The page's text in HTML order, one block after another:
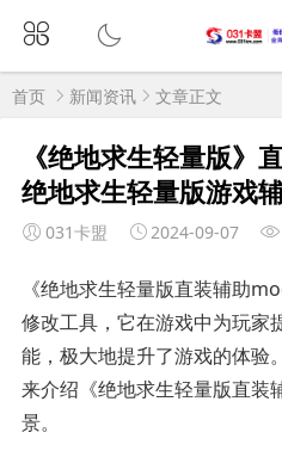
首页 新闻资讯 文章正文
《绝地求生轻量版》
绝地求生轻量版游戏
031卡盟 2024-09-07
《绝地求生轻量版直装辅助
修改工具，它在游戏中为玩家
能，极大地提升了游戏的体验
来介绍《绝地求生轻量版直装
景。